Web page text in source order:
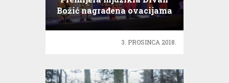
Božić nagrađena ovacijama
3. PROSINCA 2018.